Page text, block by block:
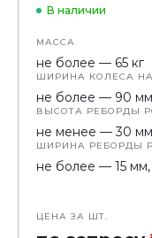
В наличии
МАССА
не более — 65 кг
ШИРИНА КОЛЕСА
не более — 90
ВЫСОТА РЕБОРДЫ
не менее — 30
ШИРИНА РЕБОРДЫ
не более — 15
не более — 30
ЦЕНА ЗА ШТ.